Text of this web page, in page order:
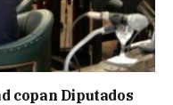
copan Diputados